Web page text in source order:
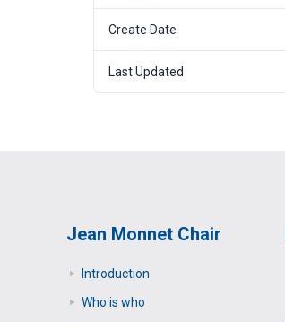
Create Date
Last Updated
Jean Monnet Chair
Introduction
Who is who